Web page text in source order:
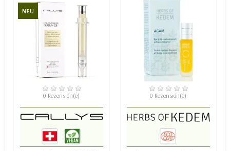
NEU
VERFÜGBAR
0 Rezension(e)
NICHT AUF LAGER
0 Rezension(e)